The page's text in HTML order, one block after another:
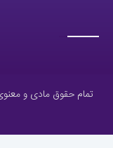
تمام حقوق مادی و